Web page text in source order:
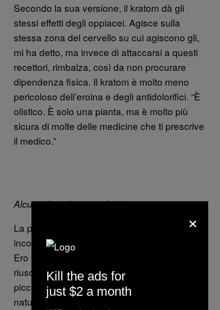
Secondo la sua versione, il kratom dà gli
stessi effetti degli oppiacei. Agisce sulla
stessa zona del cervello su cui agiscono gli,
mi ha detto, ma invece di attaccarsi a questi
recettori, rimbalza, così da non procurare
dipendenza fisica. Il kratom è molto meno
pericoloso dell’eroina e degli antidolorifici. “È
olistico. È solo una pianta, ma è molto più
sicura di molte delle medicine che ti prescrive
il medico.”
Alcuni clienti bevono tè di kava.
La prima volta dopo aver bevuto avevo
incominciato a sentirmi le palpebre pesanti.
Ero rilassata e leggermente alticcia. Ero
riuscita a calmarmi concentrandomi su
piccole cose—un sms, uno di quei film sulla
natura o una conversazione.
×
Kill the ads for
just $2 a month